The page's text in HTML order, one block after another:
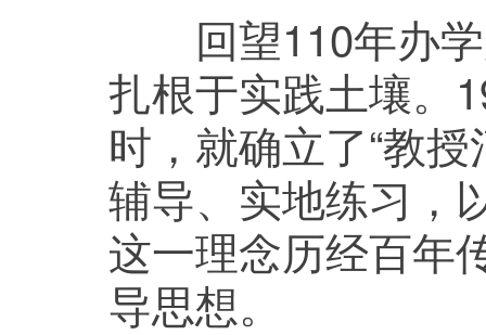
回望110年办学
扎根于实践土壤。
时，就确立了“教
辅导、实地练习，
这一理念历经百年
导思想。